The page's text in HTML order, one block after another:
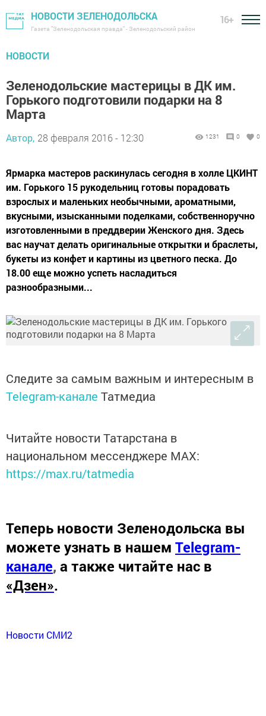
НОВОСТИ ЗЕЛЕНОДОЛЬСКА
Газета "Зеленодольская правда" - Зеленодольский район
16+
НОВОСТИ
Зеленодольские мастерицы в ДК им.
Горького подготовили подарки на 8
Марта
Автор, 28 февраля 2016 - 12:30 1231 0 0
Ярмарка мастеров раскинулась сегодня в холле ЦКИНТ
им. Горького 15 рукодельниц готовы порадовать
взрослых и маленьких необычными, ароматными,
вкусными, изысканными поделками, собственноручно
изготовленными в преддверии Женского дня. Здесь
вас научат делать оригинальные открытки и браслеты,
букеты из конфет и картины из цветного песка. До
18.00 еще можно успеть насладиться
разнообразными...
Следите за самым важным и интересным в
Telegram-канале Татмедиа
Читайте новости Татарстана в
национальном мессенджере MАХ:
https://max.ru/tatmedia
Теперь новости Зеленодольска вы
можете узнать в нашем Telegram-
канале, а также читайте нас в
«Дзен».
Новости СМИ2